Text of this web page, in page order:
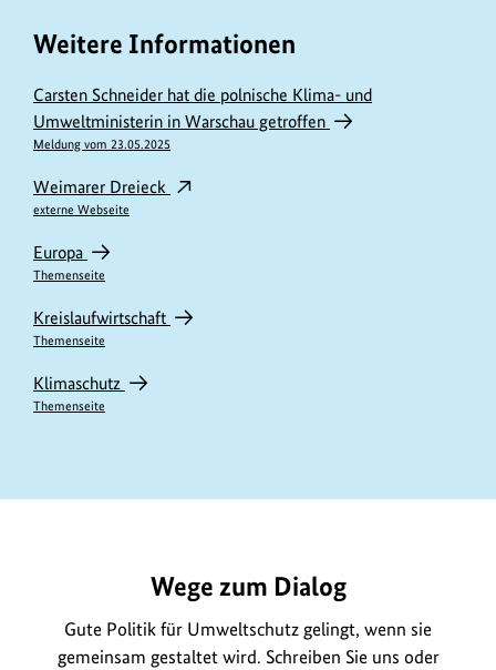
Weitere Informationen
Carsten Schneider hat die polnische Klima- und
Umweltministerin in Warschau getroffen
Meldung vom 23.05.2025
Weimarer Dreieck
externe Webseite
Europa
Themenseite
Kreislaufwirtschaft
Themenseite
Klimaschutz
Themenseite
Wege zum Dialog
Gute Politik für Umweltschutz gelingt, wenn sie
gemeinsam gestaltet wird. Schreiben Sie uns oder